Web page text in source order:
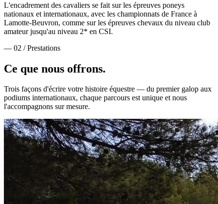
L'encadrement des cavaliers se fait sur les épreuves poneys
nationaux et internationaux, avec les championnats de France à
Lamotte-Beuvron, comme sur les épreuves chevaux du niveau club
amateur jusqu'au niveau 2* en CSI.
— 02 / Prestations
Ce que nous offrons.
Trois façons d'écrire votre histoire équestre — du premier galop aux
podiums internationaux, chaque parcours est unique et nous
l'accompagnons sur mesure.